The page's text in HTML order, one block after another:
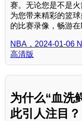
赛。无论您是不是
为您带来精彩的篮
的比赛录像，畅游
NBA，2024-01-06
高清版
为什么“血洗
此引人注目？